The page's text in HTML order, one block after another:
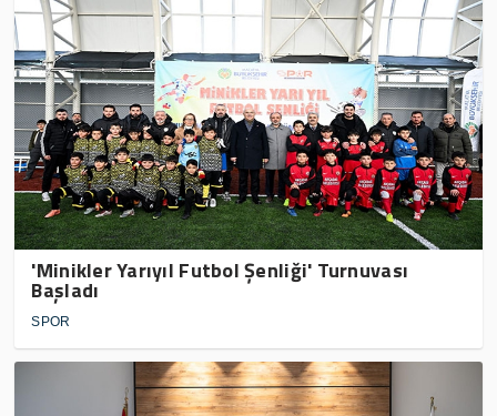
'Minikler Yarıyıl Futbol Şenliği' Turnuvası
Başladı
SPOR